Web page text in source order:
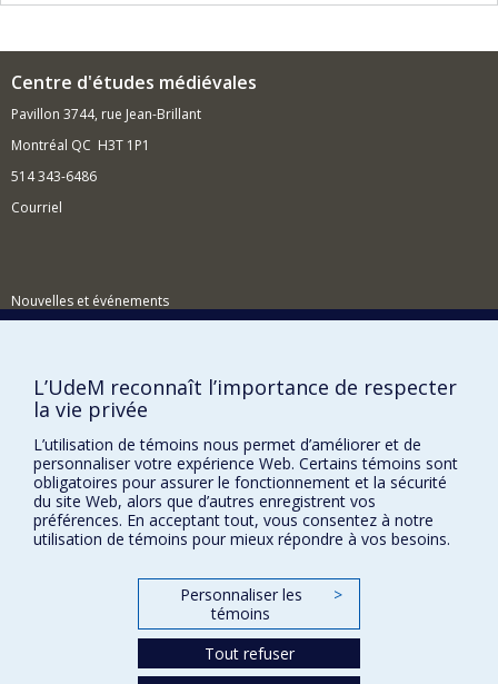
leur interprétation et analyse dans la perspective d'une
histoire critique de la pensée médiévale.
Centre d'études médiévales
Pavillon 3744, rue Jean-Brillant
Montréal QC H3T 1P1
514 343-6486
Courriel
Nouvelles et événements
BESOIN D'AIDE?
Plan du site
Signaler une erreur
Accessibilité
FACULTÉ DES ARTS ET DES SCIENCES
Nos centres d'études
L’UdeM reconnaît l’importance de respecter
la vie privée
L’utilisation de témoins nous permet d’améliorer et de
personnaliser votre expérience Web. Certains témoins sont
obligatoires pour assurer le fonctionnement et la sécurité
du site Web, alors que d’autres enregistrent vos
préférences. En acceptant tout, vous consentez à notre
utilisation de témoins pour mieux répondre à vos besoins.
Personnaliser les
témoins
>
Tout refuser